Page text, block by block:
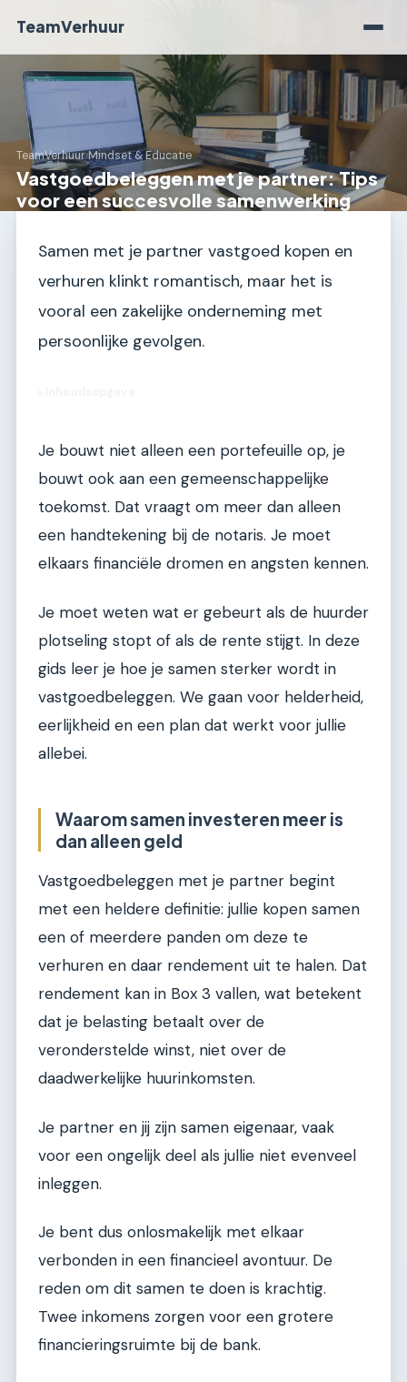
TeamVerhuur
TeamVerhuur›Mindset & Educatie
Vastgoedbeleggen met je partner: Tips
voor een succesvolle samenwerking
Samen met je partner vastgoed kopen en
verhuren klinkt romantisch, maar het is
vooral een zakelijke onderneming met
persoonlijke gevolgen.
Je bouwt niet alleen een portefeuille op, je
bouwt ook aan een gemeenschappelijke
toekomst. Dat vraagt om meer dan alleen
een handtekening bij de notaris. Je moet
elkaars financiële dromen en angsten kennen.
Je moet weten wat er gebeurt als de huurder
plotseling stopt of als de rente stijgt. In deze
gids leer je hoe je samen sterker wordt in
vastgoedbeleggen. We gaan voor helderheid,
eerlijkheid en een plan dat werkt voor jullie
allebei.
Waarom samen investeren meer is
dan alleen geld
Vastgoedbeleggen met je partner begint
met een heldere definitie: jullie kopen samen
een of meerdere panden om deze te
verhuren en daar rendement uit te halen. Dat
rendement kan in Box 3 vallen, wat betekent
dat je belasting betaalt over de
veronderstelde winst, niet over de
daadwerkelijke huurinkomsten.
Je partner en jij zijn samen eigenaar, vaak
voor een ongelijk deel als jullie niet evenveel
inleggen.
Je bent dus onlosmakelijk met elkaar
verbonden in een financieel avontuur. De
reden om dit samen te doen is krachtig.
Twee inkomens zorgen voor een grotere
financieringsruimte bij de bank.